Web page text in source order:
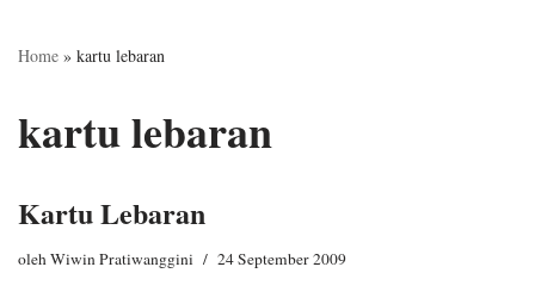
Home » kartu lebaran
kartu lebaran
Kartu Lebaran
olehWiwin Pratiwanggini 24 September 2009